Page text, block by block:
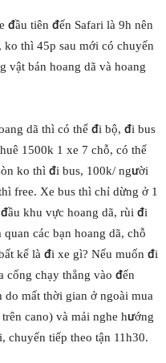
tiên đến Safari là 9h nên
ko thì 45p sau mới có chuyến
vật bán hoang dã và hoang
dã thì có thể đi bộ, đi bus
1500k 1 xe 7 chỗ, có thể
ko thì đi bus, 100k/ người
free. Xe bus thì chỉ dừng ở 1
khu vực hoang dã, rùi đi
các bạn hoang dã, chỗ
kể là đi xe gì? Nếu muốn đi
cổng chạy thẳng vào đến
mất thời gian ở ngoài mua
cano) và mải nghe hướng
chuyến tiếp theo tận 11h30.